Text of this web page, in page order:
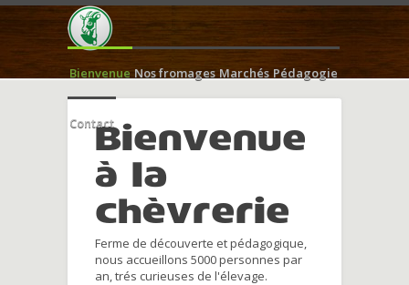
Bienvenue Nos fromages Marchés Pédagogie
ContactBienvenue
à la
chèvrerie
Ferme de découverte et pédagogique,
nous accueillons 5000 personnes par
an, trés curieuses de l'élevage.